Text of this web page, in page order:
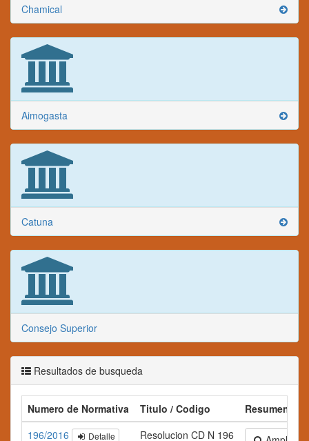
Chamical
Aimogasta
Catuna
Consejo Superior
Resultados de busqueda
Numero de Normativa Titulo / Codigo
Resumen
196/2016
Detalle Resolucion CD N 196